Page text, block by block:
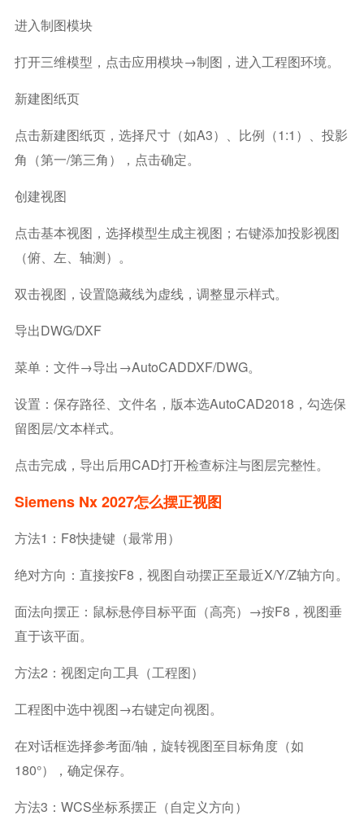
进入制图模块
打开三维模型，点击应用模块→制图，进入工程图环境。
新建图纸页
点击新建图纸页，选择尺寸（如A3）、比例（1:1）、投影
角（第一/第三角），点击确定。
创建视图
点击基本视图，选择模型生成主视图；右键添加投影视图
（俯、左、轴测）。
双击视图，设置隐藏线为虚线，调整显示样式。
导出DWG/DXF
菜单：文件→导出→AutoCADDXF/DWG。
设置：保存路径、文件名，版本选AutoCAD2018，勾选保
留图层/文本样式。
点击完成，导出后用CAD打开检查标注与图层完整性。
Siemens Nx 2027怎么摆正视图
方法1：F8快捷键（最常用）
绝对方向：直接按F8，视图自动摆正至最近X/Y/Z轴方向。
面法向摆正：鼠标悬停目标平面（高亮）→按F8，视图垂
直于该平面。
方法2：视图定向工具（工程图）
工程图中选中视图→右键定向视图。
在对话框选择参考面/轴，旋转视图至目标角度（如
180°），确定保存。
方法3：WCS坐标系摆正（自定义方向）